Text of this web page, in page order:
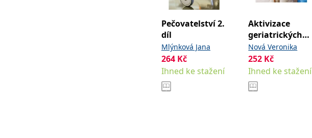
Pečovatelství 2.
díl
Mlýnková Jana
264 Kč
Ihned ke stažení
Aktivizace
geriatrických
pacientů
Nová Veronika
252 Kč
Ihned ke stažení